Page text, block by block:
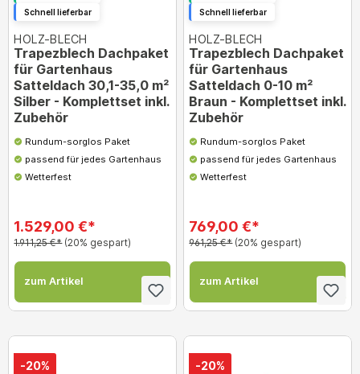
Schnell lieferbar
HOLZ-BLECH
Trapezblech Dachpaket
für Gartenhaus
Satteldach 30,1-35,0 m²
Silber - Komplettset inkl.
Zubehör
Rundum-sorglos Paket
passend für jedes Gartenhaus
Wetterfest
1.529,00 €*
1.911,25 €* (20% gespart)
zum Artikel
Schnell lieferbar
HOLZ-BLECH
Trapezblech Dachpaket
für Gartenhaus
Satteldach 0-10 m²
Braun - Komplettset inkl.
Zubehör
Rundum-sorglos Paket
passend für jedes Gartenhaus
Wetterfest
769,00 €*
961,25 €* (20% gespart)
zum Artikel
-20% -20%